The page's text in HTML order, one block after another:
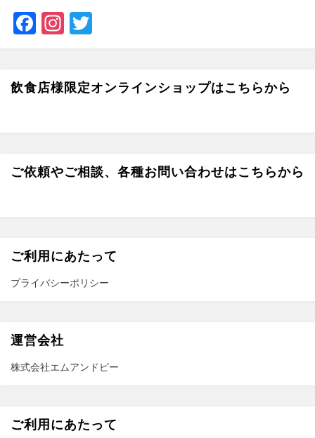
F
e
k
In
gr er
飲食店様限定オンラインショップはこちらから
ご依頼やご相談、各種お問い合わせはこちらから
ご利用にあたって
プライバシーポリシー
運営会社
株式会社エムアンドピー
ご利用にあたって